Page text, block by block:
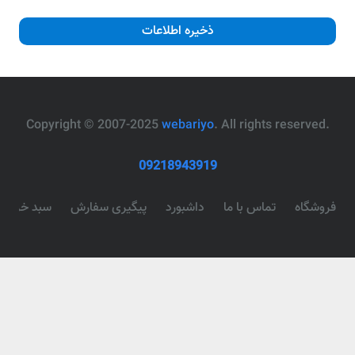
ذخیره اطلاعات
.Copyright © 2007-2025
webariyo. All rights reserved
09218943919
فروشگاه تماس با ما داشبورد پیگیری سفارش سبد خرید